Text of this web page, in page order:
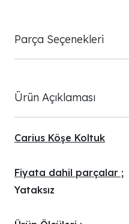
Parça Seçenekleri
Ürün Açıklaması
Carius Köşe Koltuk
Fiyata dahil parçalar ;
Yataksız